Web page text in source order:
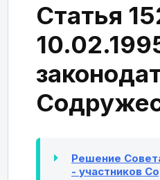
Статья
Решение
- участников